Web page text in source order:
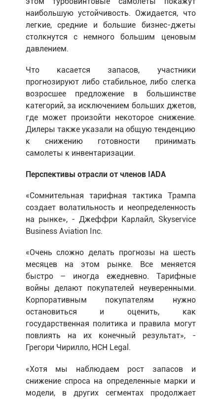
наибольшую устойчивость. Ожидается, что
легкие, средние и большие бизнес-джеты
столкнутся с немного большим ценовым
давлением.
Что касается запасов, участники
прогнозируют либо стабильное, либо слегка
возросшее предложение в большинстве
категорий, за исключением больших джетов,
где может произойти некоторое снижение.
Дилеры также указали на общую тенденцию
к снижению готовности принимать
самолеты к инвентаризации.
Перспективы отрасли от членов IADA
«Сомнительная тарифная тактика Трампа
создает волатильность и неопределенность
на рынке», - Джеффри Карлайл, Skyservice
Business Aviation Inc.
«Очень сложно делать прогнозы на шесть
месяцев на этом рынке. Все меняется
быстро – иногда ежедневно. Тарифные
войны делают покупателей неуверенными.
Корпоративным покупателям нужно
остановиться и оценить, как
государственная политика и правила могут
повлиять на их конечный результат», -
Грегори Чирилло, HCH Legal.
«Хотя мы наблюдаем рост запасов и
снижение спроса на определенные марки и
модели, в других сегментах продолжает